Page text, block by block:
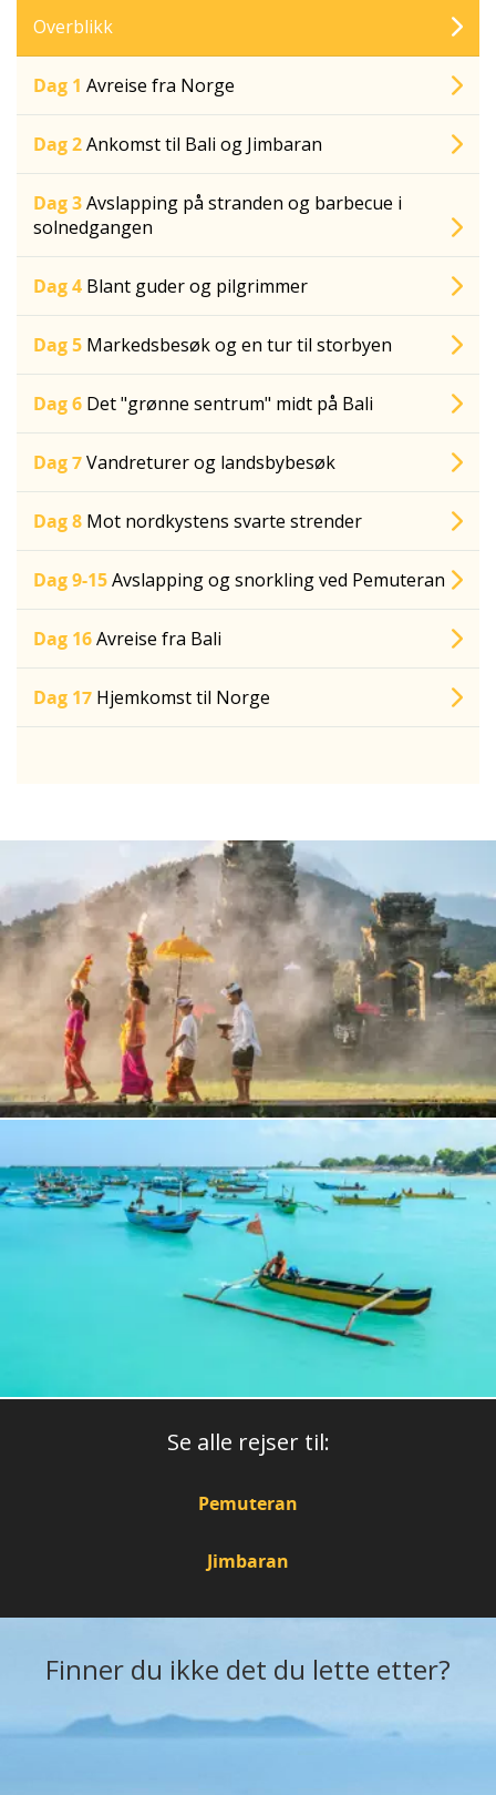
Overblikk
Dag 1 Avreise fra Norge
Dag 2Ankomst til Bali og Jimbaran
Dag 3Avslapping på stranden og barbecue i
solnedgangen
Dag 4 Blant guder og pilgrimmer
Dag 5 Markedsbesøk og en tur til storbyen
Dag 6 Det "grønne sentrum" midt på Bali
Dag 7Vandreturer og landsbybesøk
Dag 8 Mot nordkystens svarte strender
Dag 9-15Avslapping og snorkling ved Pemuteran
Dag 16Avreise fra Bali
Dag 17 Hjemkomst til Norge
Se alle rejser til:
Pemuteran
Jimbaran
Finner du ikke det du lette etter?